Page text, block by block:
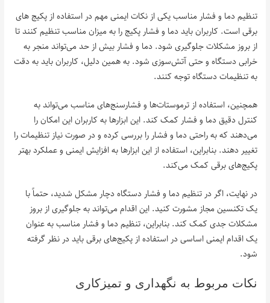
تنظیم دما و فشار مناسب یکی از نکات ایمنی مهم در استفاده از پکیج‌ های
برقی است. کاربران باید دما و فشار پکیج را به میزان مناسب تنظیم کنند تا
از بروز مشکلات جلوگیری شود. دما و فشار بیش از حد می‌تواند منجر به
خرابی دستگاه و حتی آتش‌سوزی شود. به همین دلیل، کاربران باید به دقت
به تنظیمات دستگاه توجه کنند.
همچنین، استفاده از ترموستات‌ها و فشارسنج‌های مناسب می‌تواند به
کنترل دقیق دما و فشار کمک کند. این ابزارها به کاربران این امکان را
می‌دهند که به راحتی دما و فشار را بررسی کرده و در صورت نیاز تنظیمات را
تغییر دهند. بنابراین، استفاده از این ابزارها به افزایش ایمنی و عملکرد بهتر
پکیج‌های برقی کمک می‌کند.
در نهایت، اگر در تنظیم دما و فشار دستگاه دچار مشکل شدید، حتماً با
یک تکنسین مجاز مشورت کنید. این اقدام می‌تواند به جلوگیری از بروز
مشکلات جدی کمک کند. بنابراین، تنظیم دما و فشار مناسب به عنوان
یک اقدام ایمنی اساسی در استفاده از پکیج‌های برقی باید در نظر گرفته
شود.
نکات مربوط به نگهداری و تمیزکاری